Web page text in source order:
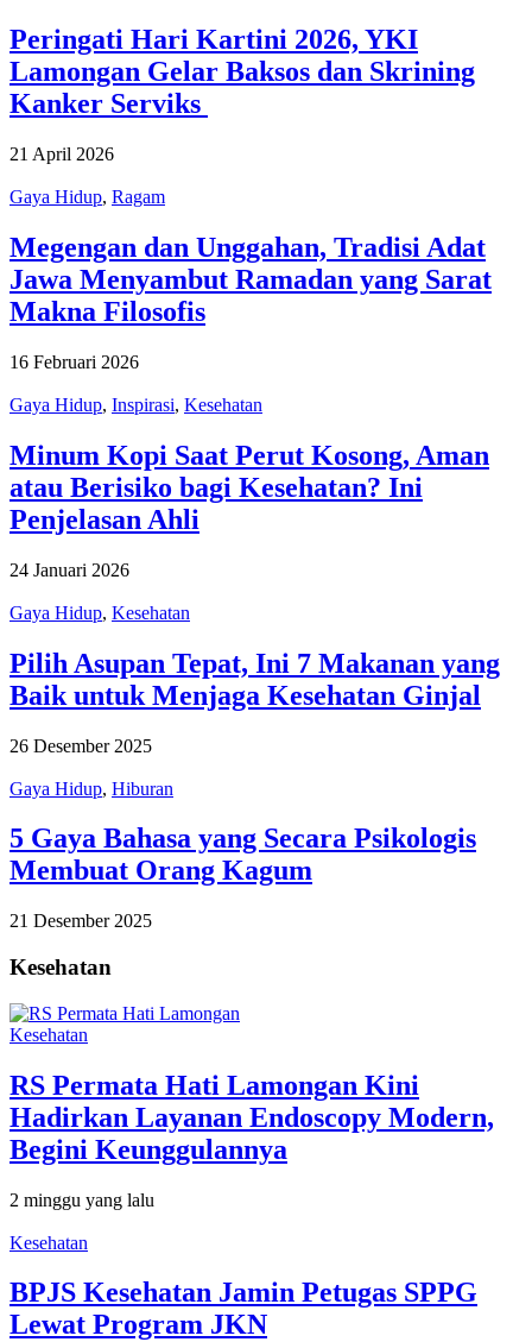
Peringati Hari Kartini 2026, YKI
Lamongan Gelar Baksos dan Skrining
Kanker Serviks
21 April 2026
Gaya Hidup, Ragam
Megengan dan Unggahan, Tradisi Adat
Jawa Menyambut Ramadan yang Sarat
Makna Filosofis
16 Februari 2026
Gaya Hidup, Inspirasi, Kesehatan
Minum Kopi Saat Perut Kosong, Aman
atau Berisiko bagi Kesehatan? Ini
Penjelasan Ahli
24 Januari 2026
Gaya Hidup, Kesehatan
Pilih Asupan Tepat, Ini 7 Makanan yang
Baik untuk Menjaga Kesehatan Ginjal
26 Desember 2025
Gaya Hidup, Hiburan
5 Gaya Bahasa yang Secara Psikologis
Membuat Orang Kagum
21 Desember 2025
Kesehatan
Kesehatan
RS Permata Hati Lamongan Kini
Hadirkan Layanan Endoscopy Modern,
Begini Keunggulannya
2 minggu yang lalu
Kesehatan
BPJS Kesehatan Jamin Petugas SPPG
Lewat Program JKN